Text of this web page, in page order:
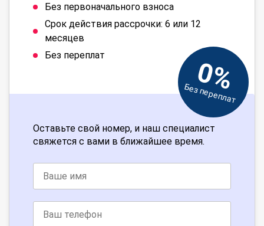
Без первоначального взноса
Срок действия рассрочки: 6 или 12
месяцев
Без переплат
0%
Без переплат
Оставьте свой номер, и наш специалист
свяжется с вами в ближайшее время.